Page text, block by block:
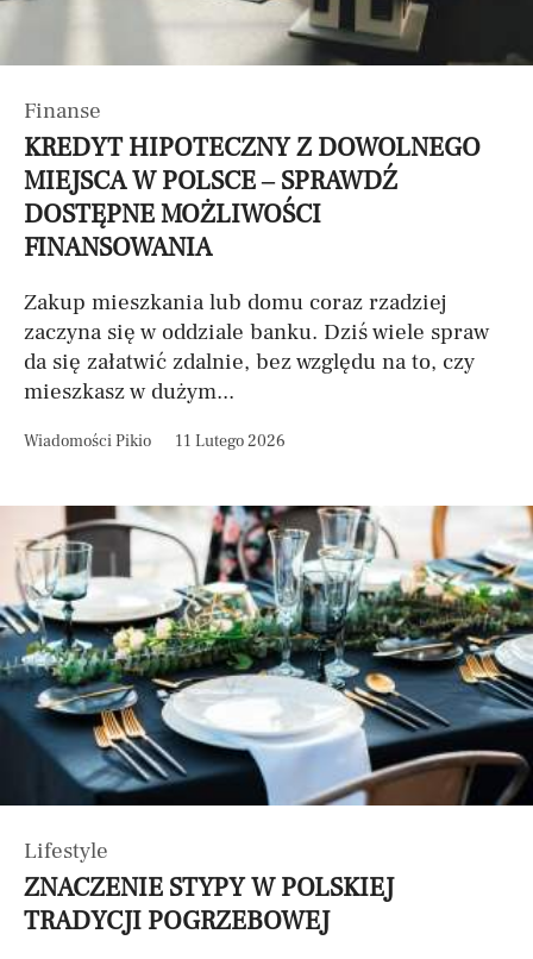
Finanse
KREDYT HIPOTECZNY Z DOWOLNEGO
MIEJSCA W POLSCE – SPRAWDŹ
DOSTĘPNE MOŻLIWOŚCI
FINANSOWANIA
Zakup mieszkania lub domu coraz rzadziej
zaczyna się w oddziale banku. Dziś wiele spraw
da się załatwić zdalnie, bez względu na to, czy
mieszkasz w dużym...
Wiadomości Pikio 11 Lutego 2026
Lifestyle
ZNACZENIE STYPY W POLSKIEJ
TRADYCJI POGRZEBOWEJ